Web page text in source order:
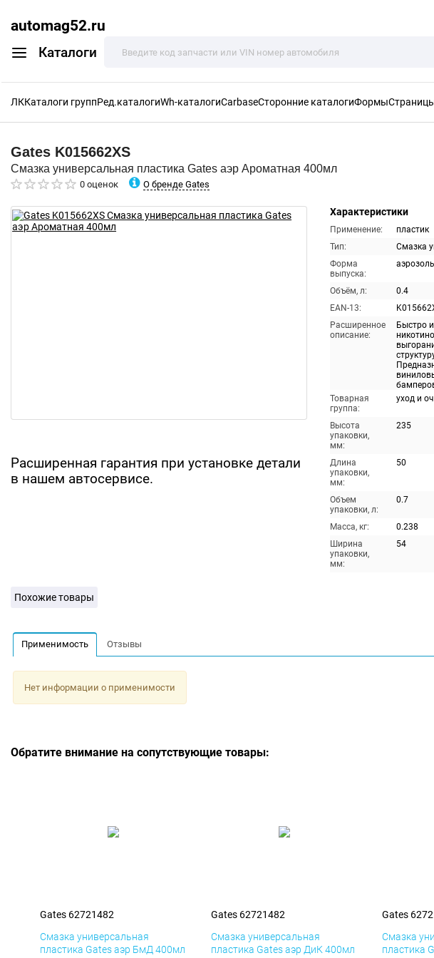
automag52.ru
Каталоги
ЛККаталоги группРед.каталогиWh-каталогиCarbaseСторонние каталогиФормы
Gates K015662XS
Смазка универсальная пластика Gates аэр Ароматная 400мл
0 оценок О бренде Gates
Расширенная гарантия при установке детали
в нашем автосервисе.
Характеристики
Применение:
пластик
Тип:
Смазка
Форма
выпуска:
аэрозоль
Объём, л:
0.4
EAN-13:
Расширенное
описание:
Быстро
Товарная
группа:
уход и
Высота
упаковки,
мм:
235
Длина
упаковки,
мм:
50
Объем
упаковки, л:
0.7
Масса, кг:
0.238
Ширина
упаковки,
мм:
54
Похожие товары
Применимость Отзывы
Нет информации о применимости
Обратите внимание на сопутствующие товары:
Gates 62721482
Смазка универсальная
пластика Gates аэр БмД 400мл
Gates 62721482
Смазка универсальная
пластика Gates аэр ДиК 400мл
Gates
Смазка
пластика